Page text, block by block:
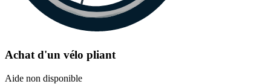
Achat d'un vélo pliant
Aide non disponible